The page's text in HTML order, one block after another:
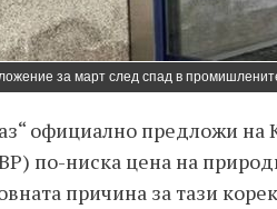
за март след спад в
официално предложи на
по-ниска цена на
причина за тази